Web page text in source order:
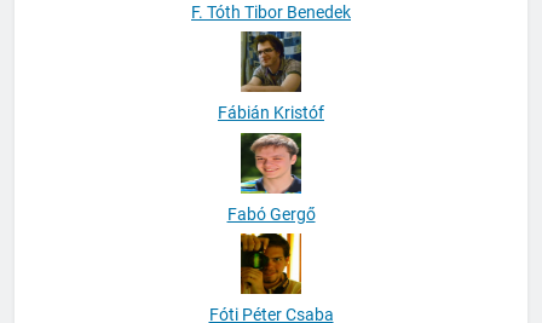
F. Tóth Tibor Benedek
Fábián Kristóf
Fabó Gergő
Fóti Péter Csaba